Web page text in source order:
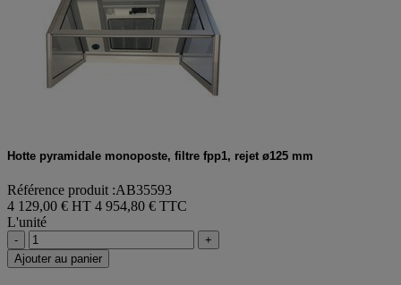
Hotte pyramidale monoposte, filtre fpp1, rejet ø125 mm
Référence produit :AB35593
4 129,00 € HT 4 954,80 € TTC
L'unité
-
+
Ajouter au panier